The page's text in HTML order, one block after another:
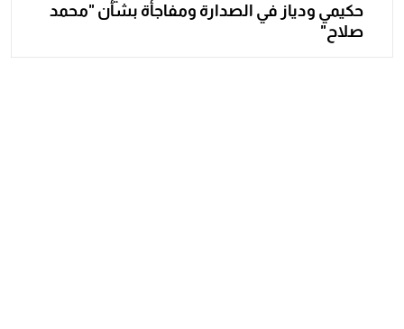
حكيمي ودياز في الصدارة ومفاجأة بشأن "محمد
صلاح"